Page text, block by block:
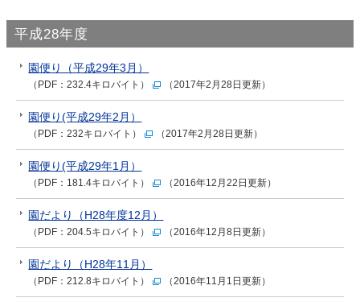
平成28年度
園便り（平成29年3月）
（PDF：232.4キロバイト） （2017年2月28日更新）
園便り(平成29年2月）
（PDF：232キロバイト） （2017年2月28日更新）
園便り(平成29年1月）
（PDF：181.4キロバイト） （2016年12月22日更新）
園だより（H28年度12月）
（PDF：204.5キロバイト） （2016年12月8日更新）
園だより（H28年11月）
（PDF：212.8キロバイト） （2016年11月1日更新）